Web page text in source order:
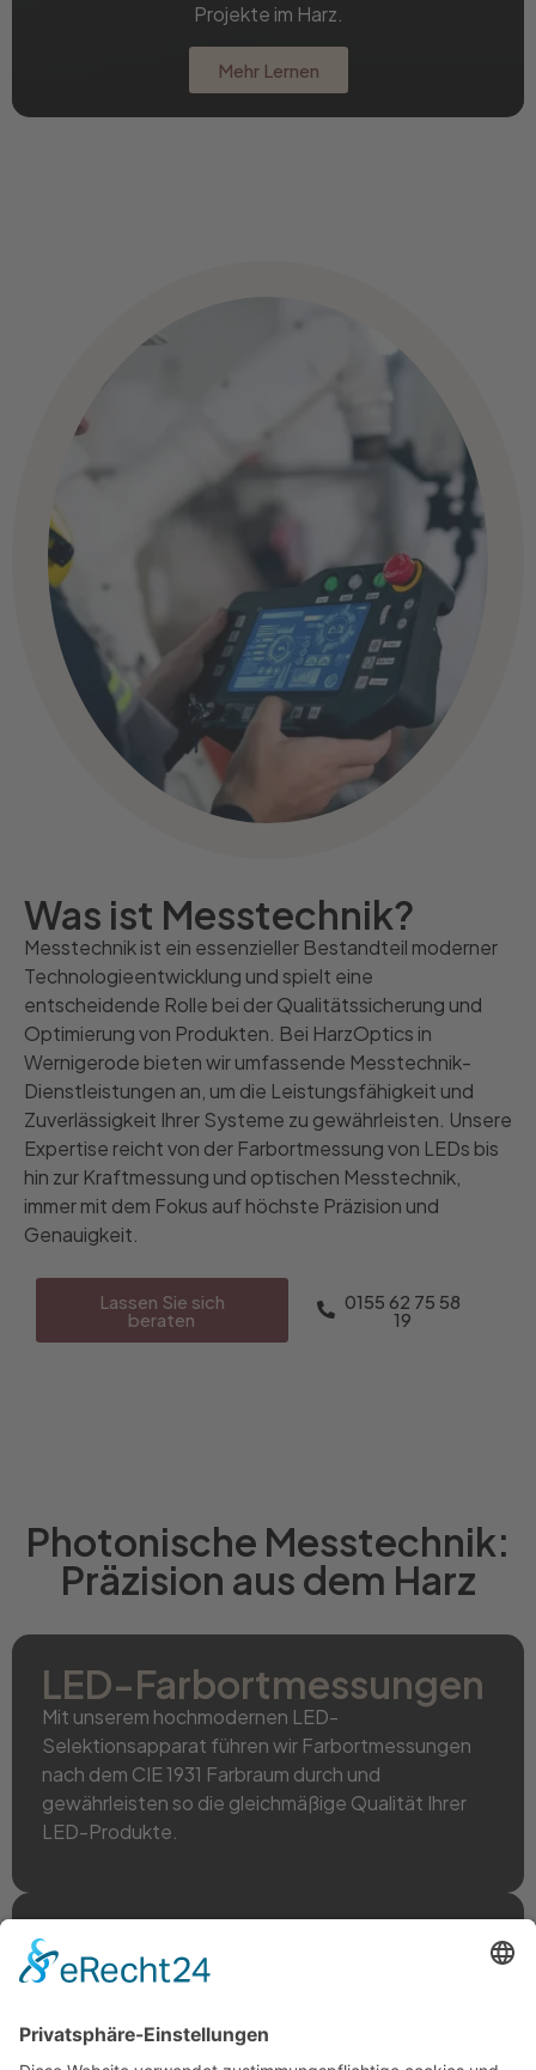
Projekte im Harz.
Mehr Lernen
Was ist Messtechnik?
Messtechnik ist ein essenzieller Bestandteil moderner
Technologieentwicklung und spielt eine
entscheidende Rolle bei der Qualitätssicherung und
Optimierung von Produkten. Bei HarzOptics in
Wernigerode bieten wir umfassende Messtechnik-
Dienstleistungen an, um die Leistungsfähigkeit und
Zuverlässigkeit Ihrer Systeme zu gewährleisten. Unsere
Expertise reicht von der Farbortmessung von LEDs bis
hin zur Kraftmessung und optischen Messtechnik,
immer mit dem Fokus auf höchste Präzision und
Genauigkeit.
Lassen Sie sich
beraten
0155 62 75 58
19
Photonische Messtechnik:
Präzision aus dem Harz
LED-Farbortmessungen
Mit unserem hochmodernen LED-
Selektionsapparat führen wir Farbortmessungen
nach dem CIE 1931 Farbraum durch und
gewährleisten so die gleichmäßige Qualität Ihrer
LED-Produkte.
Höchste Genauigkeit
Unsere optischen Messverfahren gewährleisten
Anwendungen in der Beleuchtungstechnik und
vielen anderen Bereichen.